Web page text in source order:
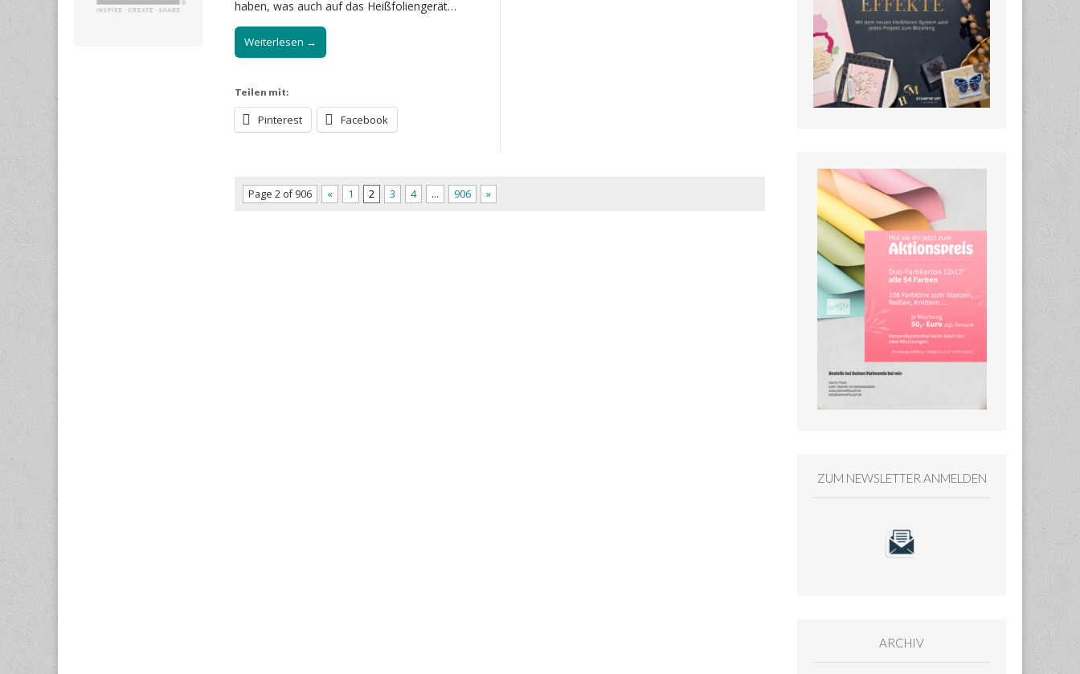
haben, was auch auf das Heißfoliengerät…
Weiterlesen →
Teilen mit:
Pinterest Facebook
Page 2 of 906 « 1 2 3 4 … 906 »
ZUM NEWSLETTER ANMELDEN
ARCHIV